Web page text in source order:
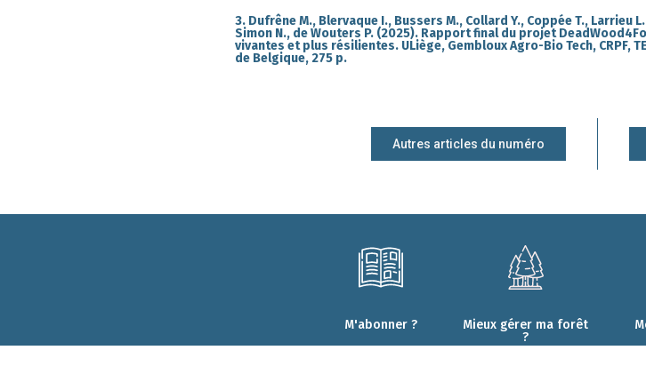
3. Dufrêne M., Blervaque I., Bussers M., Collard Y., Coppée T., Larrieu
Simon N., de Wouters P. (2025). Rapport final du projet
vivantes et plus résilientes. ULiège, Gembloux Agro-Bio Tech, CRPF,
de Belgique, 275 p.
Autres articles du numéro
M'abonner ?
Mieux gérer ma forêt
?